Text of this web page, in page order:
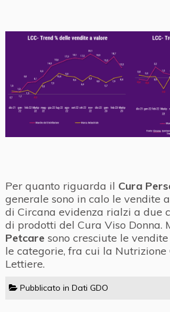
Per quanto riguarda il Cura
generale sono in calo le vendite
di Circana evidenza rialzi a due
di prodotti del Cura Viso Donna.
Petcare sono cresciute le
le categorie, fra cui la Nutrizione
Lettiere.
Pubblicato in Dati GDO